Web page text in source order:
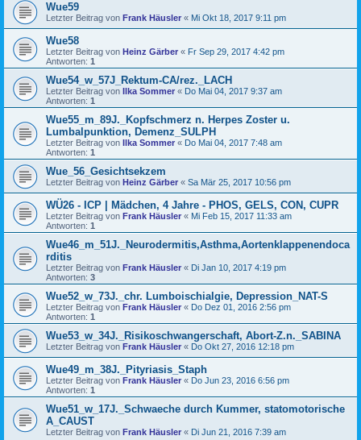
Wue59
Letzter Beitrag von Frank Häusler « Mi Okt 18, 2017 9:11 pm
Wue58
Letzter Beitrag von Heinz Gärber « Fr Sep 29, 2017 4:42 pm
Antworten: 1
Wue54_w_57J_Rektum-CA/rez._LACH
Letzter Beitrag von Ilka Sommer « Do Mai 04, 2017 9:37 am
Antworten: 1
Wue55_m_89J._Kopfschmerz n. Herpes Zoster u.
Lumbalpunktion, Demenz_SULPH
Letzter Beitrag von Ilka Sommer « Do Mai 04, 2017 7:48 am
Antworten: 1
Wue_56_Gesichtsekzem
Letzter Beitrag von Heinz Gärber « Sa Mär 25, 2017 10:56 pm
WÜ26 - ICP | Mädchen, 4 Jahre - PHOS, GELS, CON, CUPR
Letzter Beitrag von Frank Häusler « Mi Feb 15, 2017 11:33 am
Antworten: 1
Wue46_m_51J._Neurodermitis,Asthma,Aortenklappenendoca
rditis
Letzter Beitrag von Frank Häusler « Di Jan 10, 2017 4:19 pm
Antworten: 3
Wue52_w_73J._chr. Lumboischialgie, Depression_NAT-S
Letzter Beitrag von Frank Häusler « Do Dez 01, 2016 2:56 pm
Antworten: 1
Wue53_w_34J._Risikoschwangerschaft, Abort-Z.n._SABINA
Letzter Beitrag von Frank Häusler « Do Okt 27, 2016 12:18 pm
Wue49_m_38J._Pityriasis_Staph
Letzter Beitrag von Frank Häusler « Do Jun 23, 2016 6:56 pm
Antworten: 1
Wue51_w_17J._Schwaeche durch Kummer, statomotorische
A_CAUST
Letzter Beitrag von Frank Häusler « Di Jun 21, 2016 7:39 am